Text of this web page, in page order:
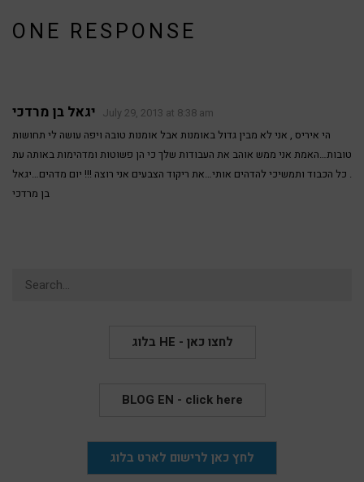
ONE RESPONSE
יגאל בן מרדכי July 29, 2013 at 8:38 am
הי איריס , אני לא מבין גדול באומנות אבל אומנות טובה ויפה עושה לי תחושות
טובות…האמת אני ממש אוהב את העבודות שלך כי הן פשוטות ומדהימות באותה עת
. כל הכבוד ותמשיכי להדהים אותי…את ריקוד הצבעים אני רוצה !!! יום מדהים…יגאל
בן מרדכי
Search
בלוג HE - לחצו כאן
BLOG EN - click here
לחץ כאן לרישום לארט בלוג